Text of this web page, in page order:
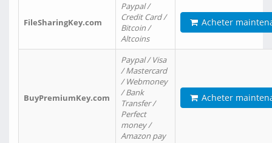
FileSharingKey.com
Paypal /
Credit Card /
Bitcoin /
Altcoins
Acheter
BuyPremiumKey.com
Paypal / Visa
/ Mastercard
/ Webmoney
/ Bank
Transfer /
Perfect
money /
Amazon pay
Acheter